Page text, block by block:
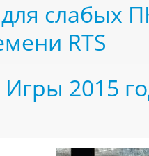
слабых
RTS
Игры 2015